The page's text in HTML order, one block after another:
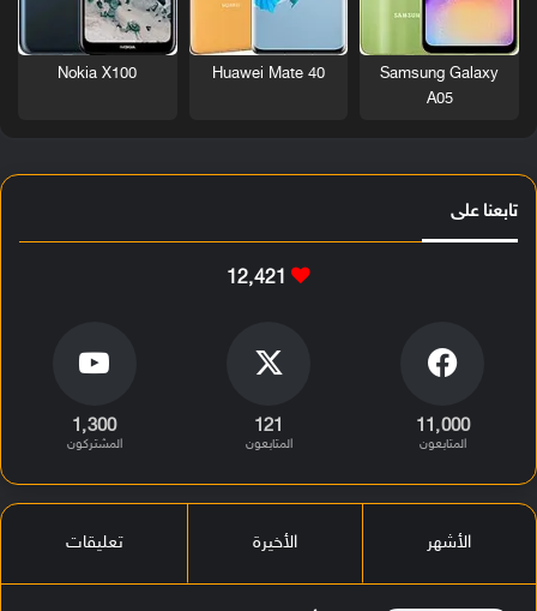
Samsung Galaxy
A05
Huawei Mate 40
Nokia X100
تابعنا على
12٬421
11٬000
المتابعون
121
المتابعون
1٬300
المشتركون
الأشهر الأخيرة تعليقات